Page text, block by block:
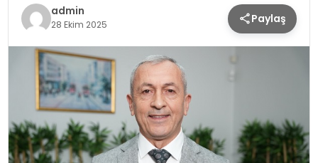
MAGAZIN
KÜLTÜR & SANAT
SPOR
SAĞLIK
admin
28 Ekim 2025 Paylaş